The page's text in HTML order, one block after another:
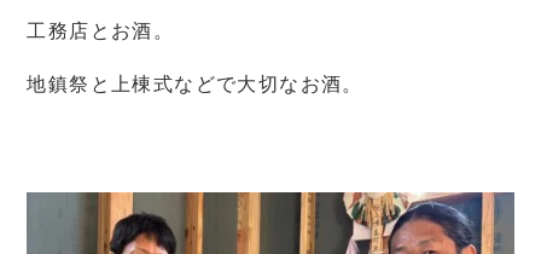
工務店とお酒。
地鎮祭と上棟式などで大切なお酒。